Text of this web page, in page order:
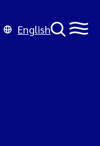
English